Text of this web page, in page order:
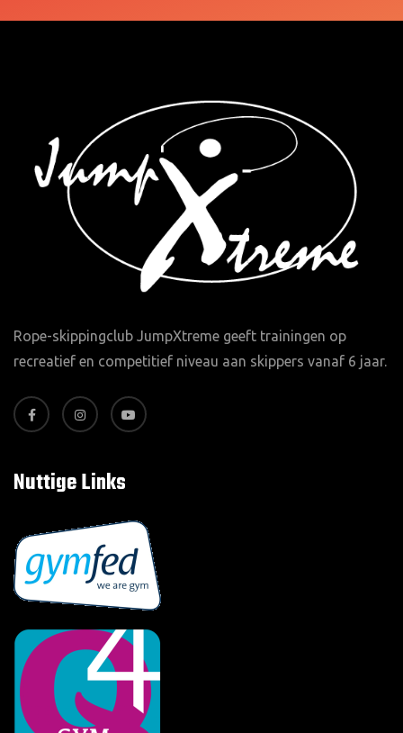
Rope-skippingclub JumpXtreme geeft trainingen op
recreatief en competitief niveau aan skippers vanaf 6 jaar.
Nuttige Links